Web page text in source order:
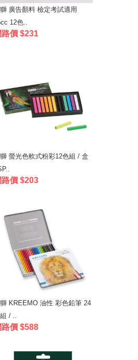
廣告顏料 檢定考試適用
12色..
路價 $231
螢光色軟式粉彩12色組 / 盒
路價 $203
KREEMO 油性 彩色鉛筆 24
/ ..
路價 $588